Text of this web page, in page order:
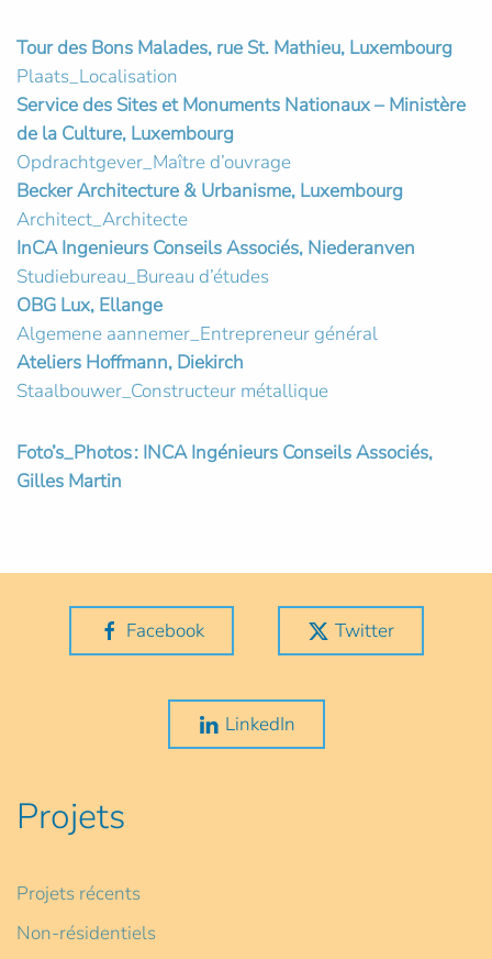
Tour des Bons Malades, rue St. Mathieu, Luxembourg
Plaats_Localisation
Service des Sites et Monuments Nationaux – Ministère
de la Culture, Luxembourg
Opdrachtgever_Maître d’ouvrage
Becker Architecture & Urbanisme, Luxembourg
Architect_Architecte
InCA Ingenieurs Conseils Associés, Niederanven
Studiebureau_Bureau d’études
OBG Lux, Ellange
Algemene aannemer_Entrepreneur général
Ateliers Hoffmann, Diekirch
Staalbouwer_Constructeur métallique
Foto’s_Photos : INCA Ingénieurs Conseils Associés,
Gilles Martin
Facebook Twitter
LinkedIn
Projets
Projets récents
Non-résidentiels